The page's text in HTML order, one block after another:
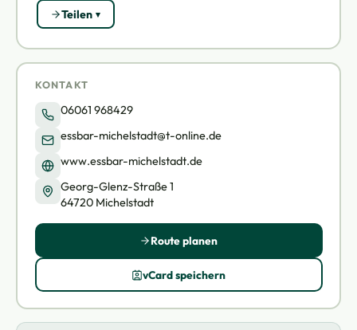
Teilen
KONTAKT
06061 968429
essbar-michelstadt@t-online.de
www.essbar-michelstadt.de
Georg-Glenz-Straße 1
64720 Michelstadt
Route planen
vCard speichern